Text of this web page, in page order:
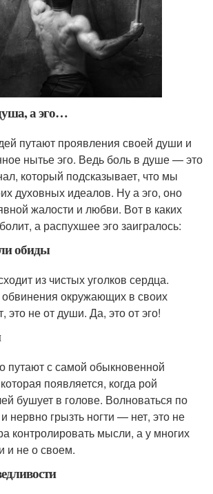
а эго…
путают проявления своей души и
нытье эго. Ведь боль в душе — это
который подсказывает, что мы
духовных идеалов. Ну а эго, оно
жалости и любви. Вот в каких
а распухшее эго заигралось:
обиды
из чистых уголков сердца.
окружающих в своих
это не от души. Да, это от эго!
путают с самой обыкновенной
появляется, когда рой
бушует в голове. Волноваться по
нервно грызть ногти — нет, это не
контролировать мысли, а у многих
и не о своем.